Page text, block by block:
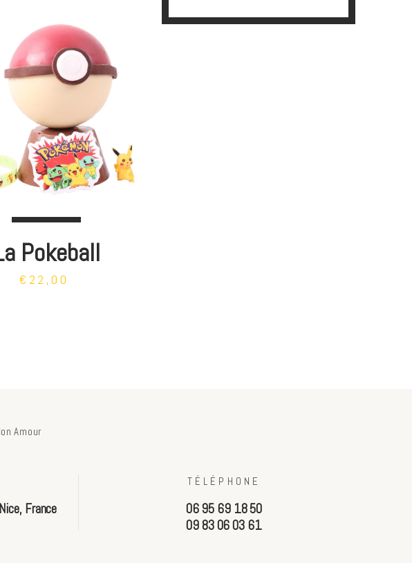
Pokeball
€22,00
France
TÉLÉPHONE
06 95 69 18 50
09 83 06 03 61